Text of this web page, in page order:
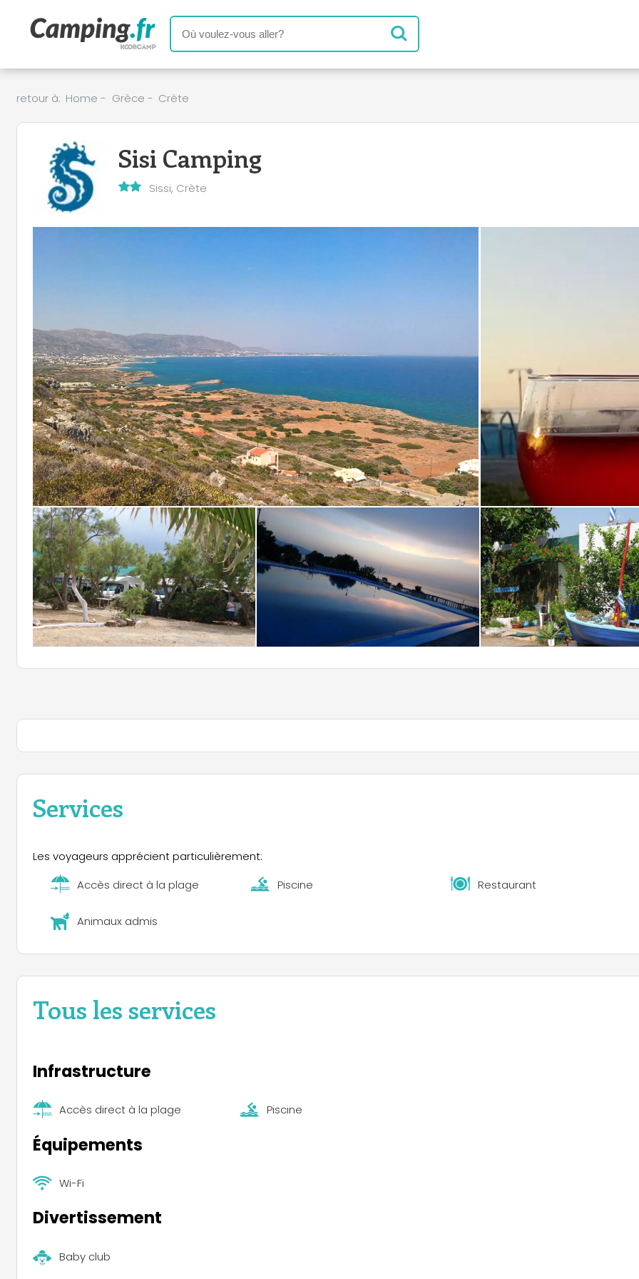
retour à: Home - Grèce - Crète
Sisi Camping
Sissi, Crète
Services
Les voyageurs apprécient particulièrement:
Accès direct à la plage
Piscine Restaurant
Animaux admis
Tous les services
Infrastructure
Accès direct à la plage Piscine
Équipements
Wi-Fi
Divertissement
Baby club